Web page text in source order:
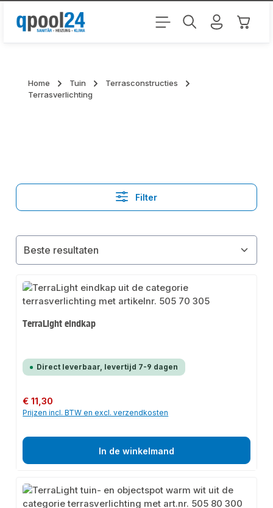
Ga naar de hoofdinhoud
Home Tuin
Terrasconstructies
Terrasverlichting
Filter
TerraLight eindkap
Direct leverbaar, levertijd 7-9 dagen
Normale prijs:
€ 11,30
Prijzen incl. BTW en excl. verzendkosten
In de winkelmand